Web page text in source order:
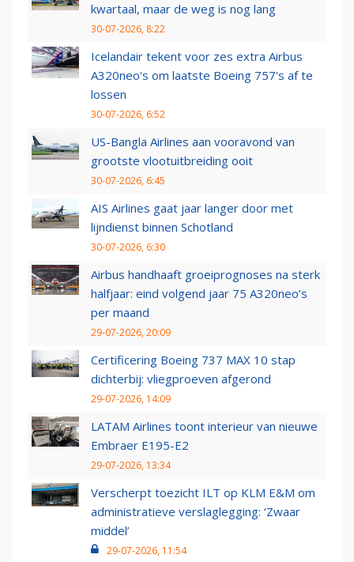
kwartaal, maar de weg is nog lang
30-07-2026, 8:22
Icelandair tekent voor zes extra Airbus
A320neo's om laatste Boeing 757's af te
lossen
30-07-2026, 6:52
US-Bangla Airlines aan vooravond van
grootste vlootuitbreiding ooit
30-07-2026, 6:45
AIS Airlines gaat jaar langer door met
lijndienst binnen Schotland
30-07-2026, 6:30
Airbus handhaaft groeiprognoses na sterk
halfjaar: eind volgend jaar 75 A320neo’s
per maand
29-07-2026, 20:09
Certificering Boeing 737 MAX 10 stap
dichterbij: vliegproeven afgerond
29-07-2026, 14:09
LATAM Airlines toont interieur van nieuwe
Embraer E195-E2
29-07-2026, 13:34
Verscherpt toezicht ILT op KLM E&M om
administratieve verslaglegging: ‘Zwaar
middel’
29-07-2026, 11:54